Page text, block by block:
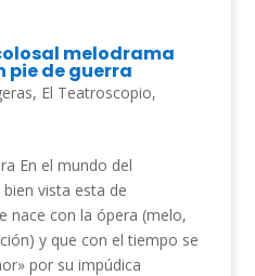
melodrama
pie de guerra
, El Teatroscopio,
En el mundo del
vista esta de
nace con la ópera (melo,
y que con el tiempo se
por su impúdica